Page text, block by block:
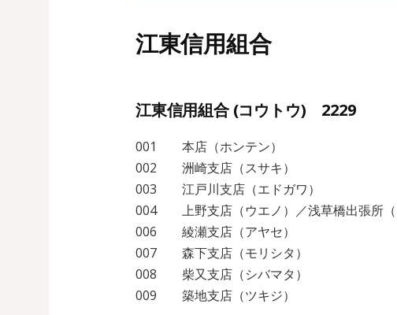
江東信用組合
江東信用組合 (コウトウ) 2229
001 本店（ホンテン）
002 洲崎支店（スサキ）
003 江戸川支店（エドガワ）
004 上野支店（ウエノ）／浅草橋出張所（
006 綾瀬支店（アヤセ）
007 森下支店（モリシタ）
008 柴又支店（シバマタ）
009 築地支店（ツキジ）